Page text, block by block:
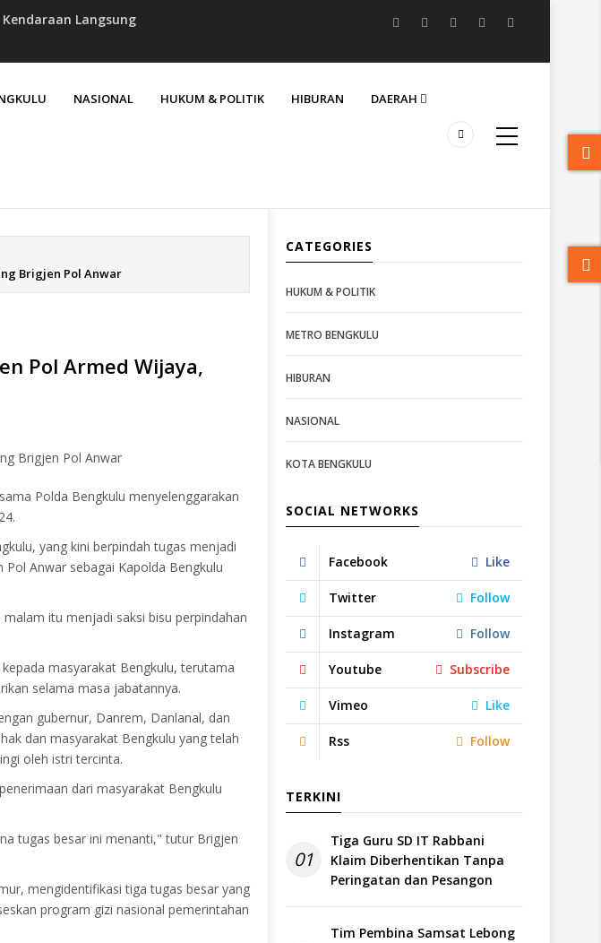
Langsung
Inovasi Penguatan
Lebong Intensifkan
NASIONAL HUKUM & POLITIK HIBURAN DAERAH
Brigjen Pol Anwar
Pol Armed Wijaya,
Brigjen Pol Anwar
Polda Bengkulu menyelenggarakan
yang kini berpindah tugas menjadi
Anwar sebagai Kapolda Bengkulu
itu menjadi saksi bisu perpindahan
masyarakat Bengkulu, terutama
selama masa jabatannya.
gubernur, Danrem, Danlanal, dan
dan masyarakat Bengkulu yang telah
oleh istri tercinta.
dari masyarakat Bengkulu
tugas besar ini menanti," tutur Brigjen
mengidentifikasi tiga tugas besar yang
program gizi nasional pemerintahan
CATEGORIES
HUKUM & POLITIK
METRO BENGKULU
HIBURAN
NASIONAL
KOTA BENGKULU
SOCIAL NETWORKS
Facebook Like
Twitter Follow
Instagram Follow
Youtube Subscribe
Vimeo Like
Rss Follow
TERKINI
01
Tiga Guru SD IT Rabbani
Klaim Diberhentikan Tanpa
Peringatan dan Pesangon
Tim Pembina Samsat Lebong